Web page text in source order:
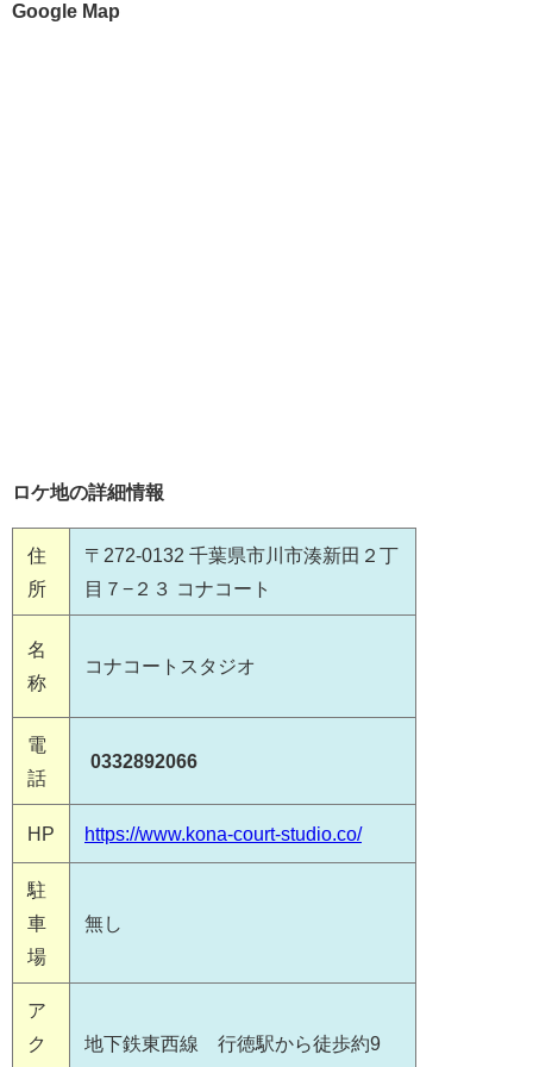
Google Map
ロケ地の詳細情報
住
所
〒272-0132 千葉県市川市湊新田２丁
目７−２３ コナコート
名
称
コナコートスタジオ
電
話
0332892066
HP https://www.kona-court-studio.co/
駐
車
場
無し
ア
ク
地下鉄東西線 行徳駅から徒歩約9